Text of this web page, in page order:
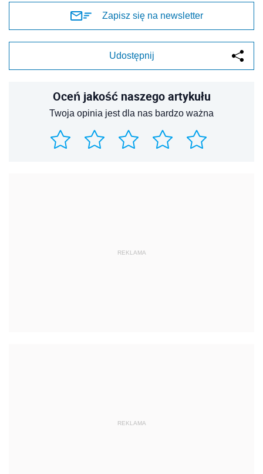
Zapisz się na newsletter
Udostępnij
Oceń jakość naszego artykułu
Twoja opinia jest dla nas bardzo ważna
REKLAMA
REKLAMA